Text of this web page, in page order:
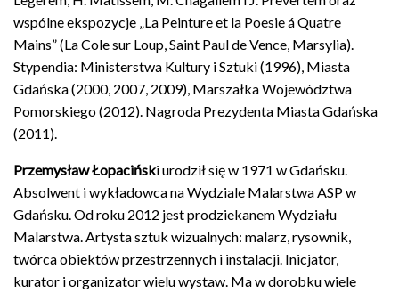
wspólne ekspozycje „La Peinture et la Poesie á Quatre
Mains” (La Cole sur Loup, Saint Paul de Vence, Marsylia).
Stypendia: Ministerstwa Kultury i Sztuki (1996), Miasta
Gdańska (2000, 2007, 2009), Marszałka Województwa
Pomorskiego (2012). Nagroda Prezydenta Miasta Gdańska
(2011).
Przemysław Łopaciński urodził się w 1971 w Gdańsku.
Absolwent i wykładowca na Wydziale Malarstwa ASP w
Gdańsku. Od roku 2012 jest prodziekanem Wydziału
Malarstwa. Artysta sztuk wizualnych: malarz, rysownik,
twórca obiektów przestrzennych i instalacji. Inicjator,
kurator i organizator wielu wystaw. Ma w dorobku wiele